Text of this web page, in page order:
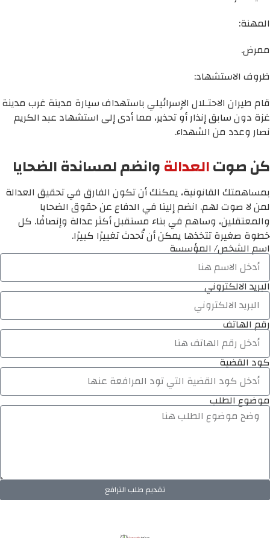
المهنة:
ممرض.
ظروف الاستشهاد:
قام طيران الاحتـلال الإسرائيلي باستهداف سيارة مدينة غرب مدينة
غزة دون سابق إنذار أو تحذير، مما أدى إلى استشهاد عبد الكريم
نصار وعدد من الشهداء.
كن صوتالعدالةوانضم لمساندة الضحايا
بمساهمتك القانونية، يمكنك أن تكون الفارق في تحقيق العدالة
لمن لا صوت لهم. انضم إلينا في الدفاع عن حقوق الضحايا
والمعتقلين، وساهم في بناء مستقبل أكثر عدالة وإنصافًا. كل
خطوة صغيرة تتخذها يمكن أن تُحدث تغييرًا كبيرًا.
اسم الشخص/ المؤسسة
البريد الالكتروني
رقم الهاتف
كود القضية
موضوع الطلب
تقديم طلب الترافع